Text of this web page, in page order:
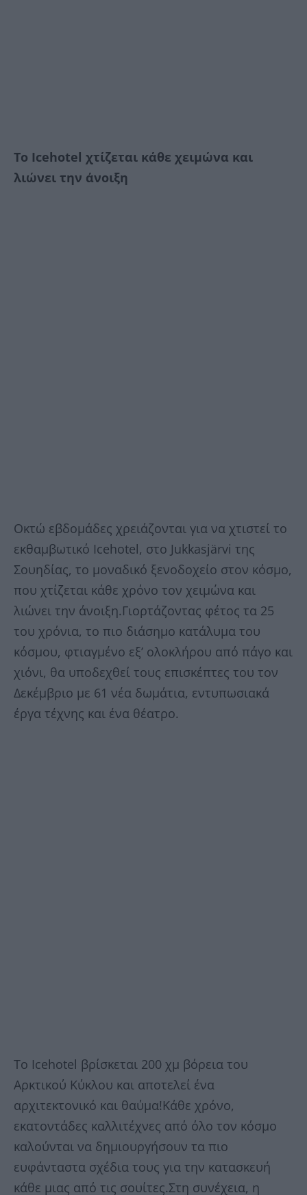
Το Icehotel χτίζεται κάθε χειμώνα και
λιώνει την άνοιξη
Οκτώ εβδομάδες χρειάζονται για να χτιστεί το
εκθαμβωτικό Icehotel, στο Jukkasjärvi της
Σουηδίας, το μοναδικό ξενοδοχείο στον κόσμο,
που χτίζεται κάθε χρόνο τον χειμώνα και
λιώνει την άνοιξη.Γιορτάζοντας φέτος τα 25
του χρόνια, το πιο διάσημο κατάλυμα του
κόσμου, φτιαγμένο εξ’ ολοκλήρου από πάγο και
χιόνι, θα υποδεχθεί τους επισκέπτες του τον
Δεκέμβριο με 61 νέα δωμάτια, εντυπωσιακά
έργα τέχνης και ένα θέατρο.
Το Icehotel βρίσκεται 200 χμ βόρεια του
Αρκτικού Κύκλου και αποτελεί ένα
αρχιτεκτονικό και θαύμα!Κάθε χρόνο,
εκατοντάδες καλλιτέχνες από όλο τον κόσμο
καλούνται να δημιουργήσουν τα πιο
ευφάνταστα σχέδια τους για την κατασκευή
κάθε μιας από τις σουίτες.Στη συνέχεια, η